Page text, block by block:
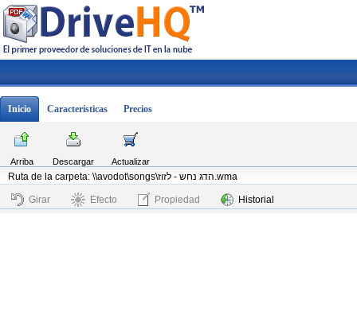
Inicio Características Precios
Arriba Descargar
Actualizar
Ruta de la carpeta: \\avodot\songs\הדג נחש - לזוז.wma
Girar Efecto Propiedad Historial